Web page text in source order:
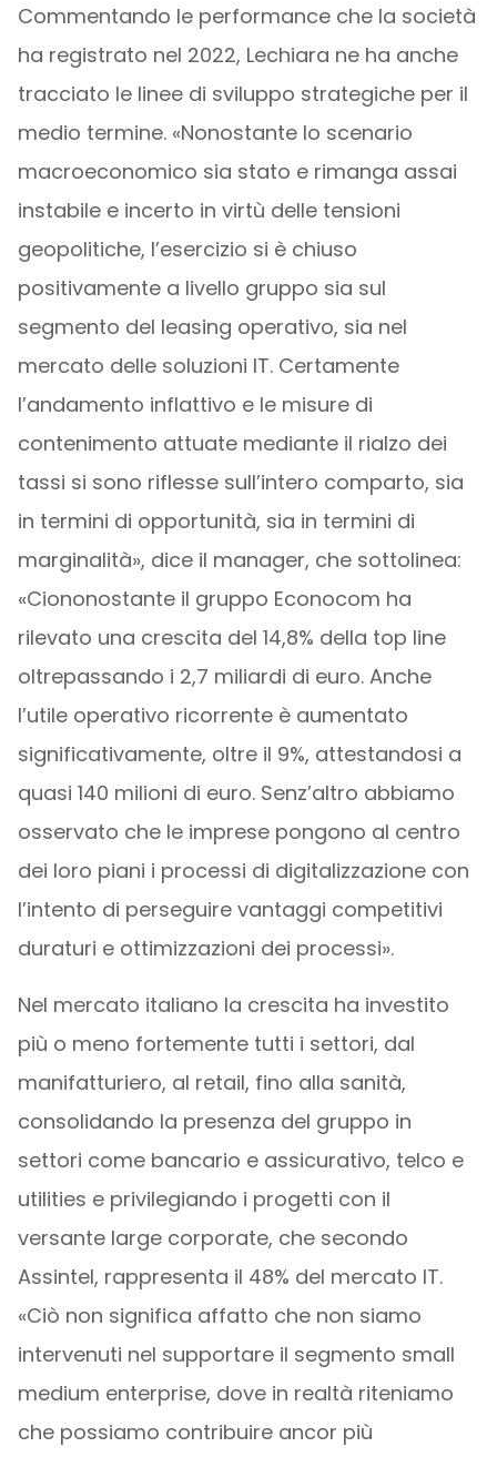
Commentando le performance che la società
ha registrato nel 2022, Lechiara ne ha anche
tracciato le linee di sviluppo strategiche per il
medio termine. «Nonostante lo scenario
macroeconomico sia stato e rimanga assai
instabile e incerto in virtù delle tensioni
geopolitiche, l’esercizio si è chiuso
positivamente a livello gruppo sia sul
segmento del leasing operativo, sia nel
mercato delle soluzioni IT. Certamente
l’andamento inflattivo e le misure di
contenimento attuate mediante il rialzo dei
tassi si sono riflesse sull’intero comparto, sia
in termini di opportunità, sia in termini di
marginalità», dice il manager, che sottolinea:
«Ciononostante il gruppo Econocom ha
rilevato una crescita del 14,8% della top line
oltrepassando i 2,7 miliardi di euro. Anche
l’utile operativo ricorrente è aumentato
significativamente, oltre il 9%, attestandosi a
quasi 140 milioni di euro. Senz’altro abbiamo
osservato che le imprese pongono al centro
dei loro piani i processi di digitalizzazione con
l’intento di perseguire vantaggi competitivi
duraturi e ottimizzazioni dei processi».
Nel mercato italiano la crescita ha investito
più o meno fortemente tutti i settori, dal
manifatturiero, al retail, fino alla sanità,
consolidando la presenza del gruppo in
settori come bancario e assicurativo, telco e
utilities e privilegiando i progetti con il
versante large corporate, che secondo
Assintel, rappresenta il 48% del mercato IT.
«Ciò non significa affatto che non siamo
intervenuti nel supportare il segmento small
medium enterprise, dove in realtà riteniamo
che possiamo contribuire ancor più